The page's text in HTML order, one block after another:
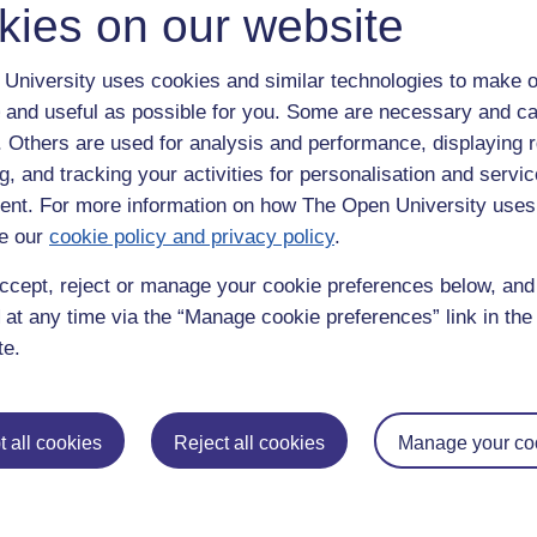
on our website
University uses cookies and similar technologies to make
useful as possible for you. Some are necessary and
Others are used for analysis and performance, displaying
and tracking your activities for personalisation and
For more information on how The Open University
our cookie policy and privacy policy.
reject or manage your cookie preferences below,
any time via the “Manage cookie preferences” link in
all cookies Reject all cookies Manage your
j'ai trouvé la maison exacte où je suis resté il ya 35 ans. Sur
e à l'arrière.
ans quand je suis allé sur une visite d'échange 'French Exchange'
sont commencé.